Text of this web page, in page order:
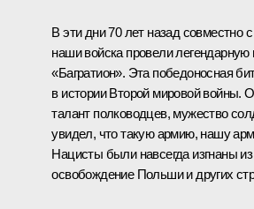
В эти дни 70 лет назад совместно
наши войска провели
«Багратион». Эта победоносная
в истории Второй мировой войны.
талант полководцев, мужество
увидел, что такую армию, нашу
Нацисты были навсегда изгнаны
освобождение Польши и других